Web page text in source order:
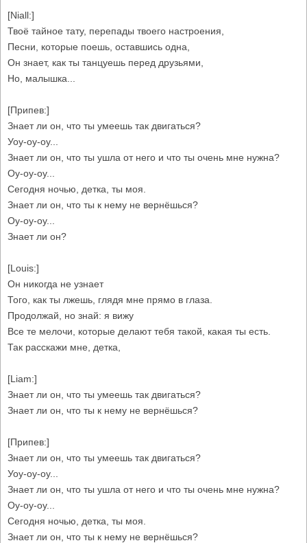
[Niall:]
Твоё тайное тату, перепады твоего настроения,
Песни, которые поешь, оставшись одна,
Он знает, как ты танцуешь перед друзьями,
Но, малышка...
[Припев:]
Знает ли он, что ты умеешь так двигаться?
Уоу-оу-оу...
Знает ли он, что ты ушла от него и что ты очень мне нужна?
Оу-оу-оу...
Сегодня ночью, детка, ты моя.
Знает ли он, что ты к нему не вернёшься?
Оу-оу-оу...
Знает ли он?
[Louis:]
Он никогда не узнает
Того, как ты лжешь, глядя мне прямо в глаза.
Продолжай, но знай: я вижу
Все те мелочи, которые делают тебя такой, какая ты есть.
Так расскажи мне, детка,
[Liam:]
Знает ли он, что ты умеешь так двигаться?
Знает ли он, что ты к нему не вернёшься?
[Припев:]
Знает ли он, что ты умеешь так двигаться?
Уоу-оу-оу...
Знает ли он, что ты ушла от него и что ты очень мне нужна?
Оу-оу-оу...
Сегодня ночью, детка, ты моя.
Знает ли он, что ты к нему не вернёшься?